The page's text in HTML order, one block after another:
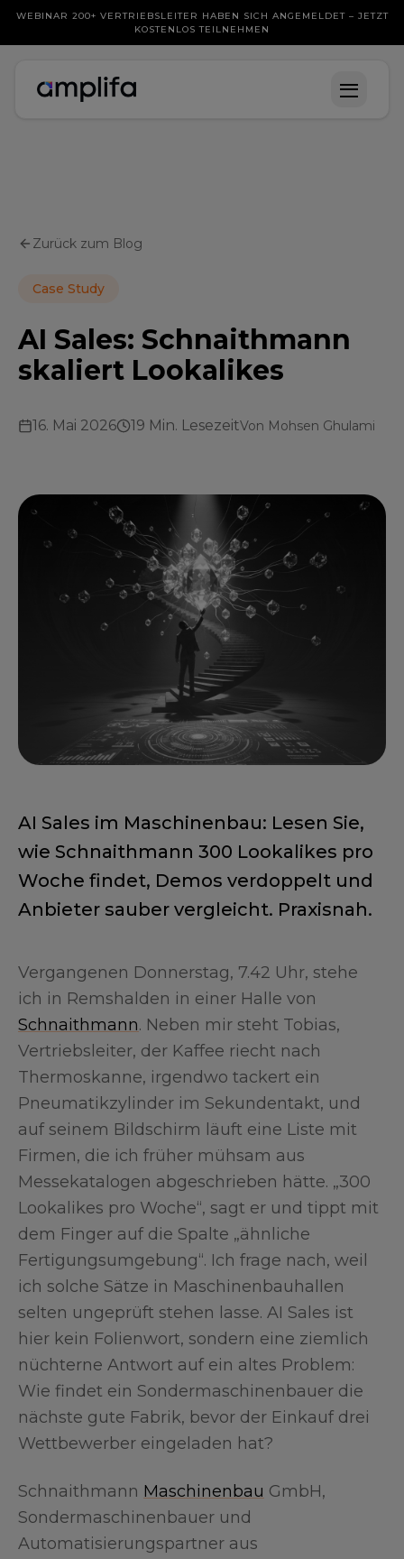
WEBINAR 200+ VERTRIEBSLEITER HABEN SICH ANGEMELDET – JETZT
KOSTENLOS TEILNEHMEN
Zurück zum Blog
Case Study
AI Sales: Schnaithmann
skaliert Lookalikes
16. Mai 2026 19 Min. LesezeitVon Mohsen Ghulami
AI Sales im Maschinenbau: Lesen Sie,
wie Schnaithmann 300 Lookalikes pro
Woche findet, Demos verdoppelt und
Anbieter sauber vergleicht. Praxisnah.
Vergangenen Donnerstag, 7.42 Uhr, stehe
ich in Remshalden in einer Halle von
Schnaithmann. Neben mir steht Tobias,
Vertriebsleiter, der Kaffee riecht nach
Thermoskanne, irgendwo tackert ein
Pneumatikzylinder im Sekundentakt, und
auf seinem Bildschirm läuft eine Liste mit
Firmen, die ich früher mühsam aus
Messekatalogen abgeschrieben hätte. „300
Lookalikes pro Woche“, sagt er und tippt mit
dem Finger auf die Spalte „ähnliche
Fertigungsumgebung“. Ich frage nach, weil
ich solche Sätze in Maschinenbauhallen
selten ungeprüft stehen lasse. AI Sales ist
hier kein Folienwort, sondern eine ziemlich
nüchterne Antwort auf ein altes Problem:
Wie findet ein Sondermaschinenbauer die
nächste gute Fabrik, bevor der Einkauf drei
Wettbewerber eingeladen hat?
Schnaithmann Maschinenbau GmbH,
Sondermaschinenbauer und
Automatisierungspartner aus